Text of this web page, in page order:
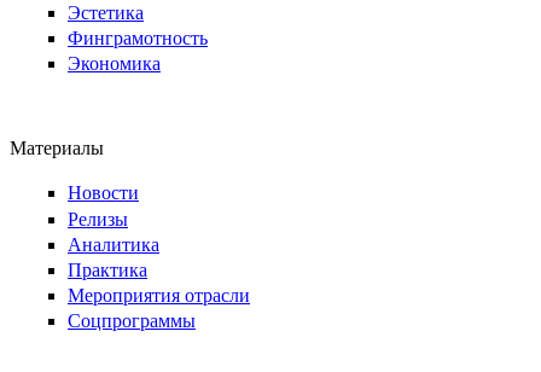
Эстетика
Финграмотность
Экономика
Материалы
Новости
Релизы
Аналитика
Практика
Мероприятия отрасли
Соцпрограммы